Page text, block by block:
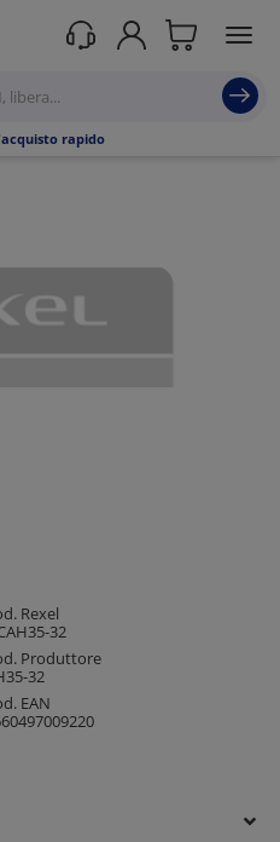
rapido
Rexel
32
Produttore
32
EAN